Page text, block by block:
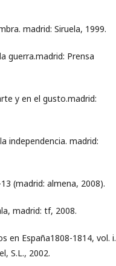
madrid: Siruela, 1999.
guerra.madrid: Prensa
y en el gusto.madrid:
independencia. madrid:
(madrid: almena, 2008).
madrid: tf, 2008.
en España1808-1814, vol. i.
S.L., 2002.